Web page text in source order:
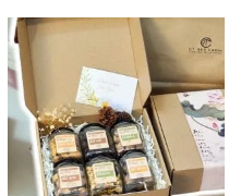
549,000₫.